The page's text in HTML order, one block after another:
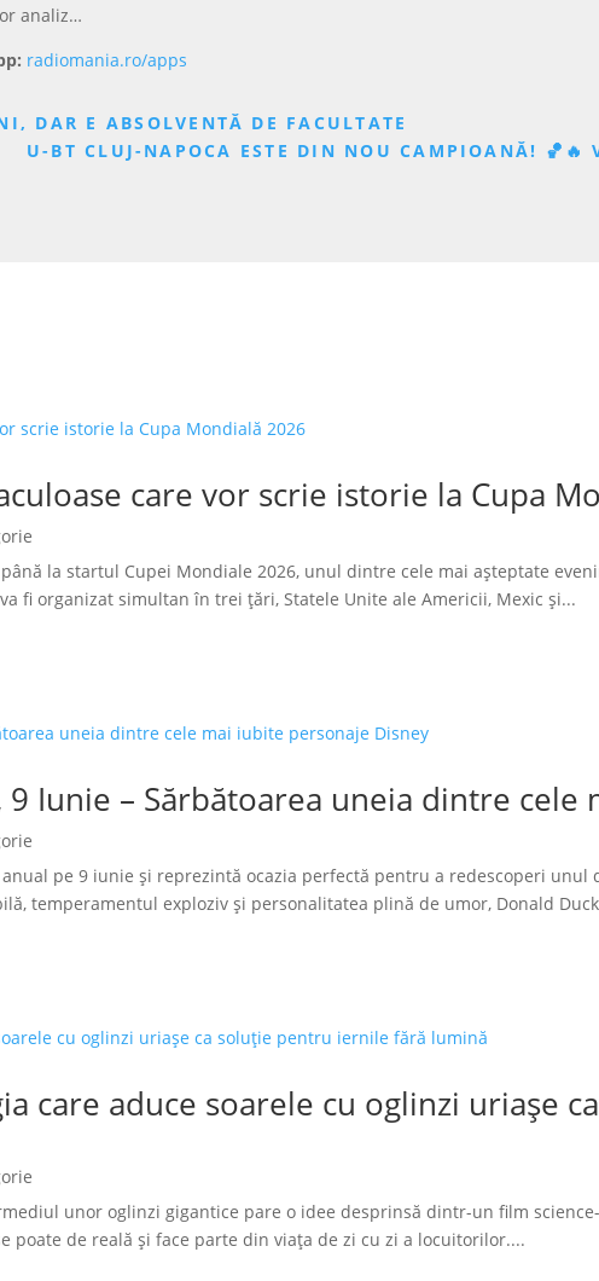
analiz…
radiomania.ro/apps
DAR E ABSOLVENTĂ DE FACULTATE
U-BT CLUJ-NAPOCA ESTE DIN NOU CAMPIOANĂ! 🏀🔥
care vor scrie istorie la Cupa
la startul Cupei Mondiale 2026, unul dintre cele mai așteptate
fi organizat simultan în trei țări, Statele Unite ale Americii, Mexic și...
9 Iunie – Sărbătoarea uneia dintre
pe 9 iunie și reprezintă ocazia perfectă pentru a redescoperi
temperamentul exploziv și personalitatea plină de umor, Donald
care aduce soarele cu oglinzi uriașe
unor oglinzi gigantice pare o idee desprinsă dintr-un film
poate de reală și face parte din viața de zi cu zi a locuitorilor....